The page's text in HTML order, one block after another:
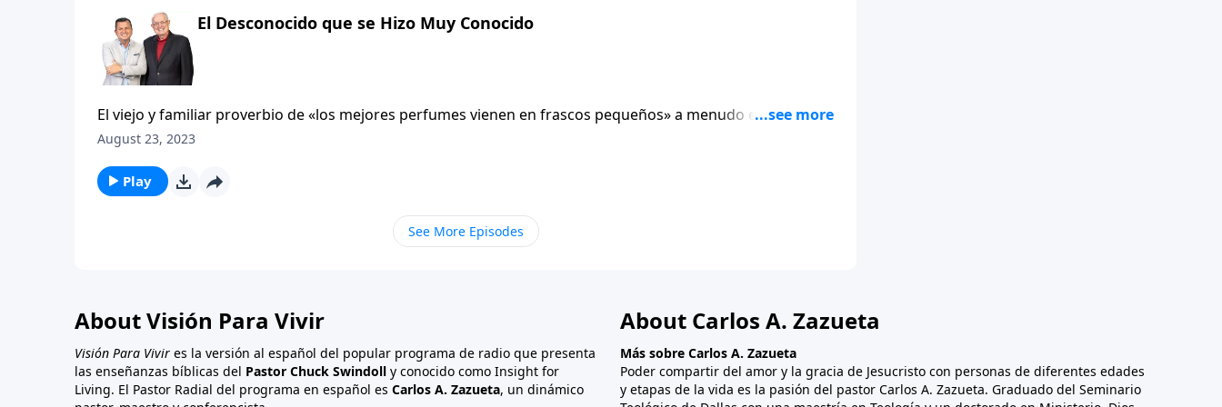
sobre su vida un poco de tiempo más que cualquier otro mencionado en este contexto, no muy diferente
al de un obituario. Al hacerlo, muchos de los que sienten que sus vidas están marcadas por la oscuridad y
la insignificancia pueden obtener valor para sobresalir.
El Desconocido que se Hizo Muy Conocido
El viejo y familiar proverbio de «los mejores perfumes vienen en frascos pequeños» a menudo es verdad,
no solo en la vida, sino también en las Escrituras. Versículos pequeños de una línea o verdades simples sin
caso clásico de esto. Como un meteoro que cae en la oscuridad de la noche, el personaje principal de la
historia es Jabes, quien está en llamas por unos momentos, pero el recuerdo de su vida nos deja un gran
impacto. Jabes surge en medio de los epitafios de las lápidas, mientras que el Espíritu de Dios se posiciona
sobre su vida un poco de tiempo más que cualquier otro mencionado en este contexto, no muy diferente
August 23, 2023
Play
See More Episodes
About Visión Para Vivir
Visión Para Vivir es la versión al español del popular programa de radio que presenta
las enseñanzas bíblicas del Pastor Chuck Swindoll y conocido como Insight for
Living. El Pastor Radial del programa en español es Carlos A. Zazueta, un dinámico
About Carlos A. Zazueta
Más sobre Carlos A. Zazueta
Poder compartir del amor y la gracia de Jesucristo con personas de diferentes edades
y etapas de la vida es la pasión del pastor Carlos A. Zazueta. Graduado del Seminario